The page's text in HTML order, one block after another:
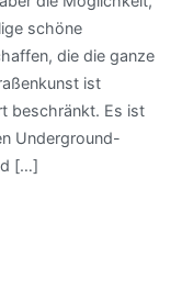
schöne
die die ganze
ist
beschränkt. Es ist
Underground-
[…]